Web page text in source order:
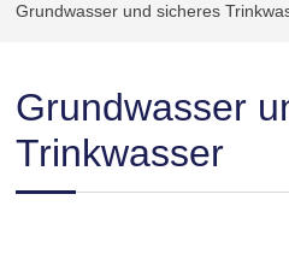
Grundwasser und sicheres
Grundwasser
Trinkwasser